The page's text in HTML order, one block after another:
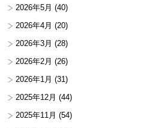
2026年5月 (40)
2026年4月 (20)
2026年3月 (28)
2026年2月 (26)
2026年1月 (31)
2025年12月 (44)
2025年11月 (54)